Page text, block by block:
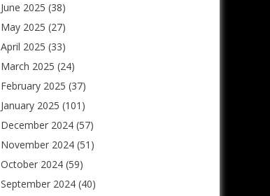
June 2025 (38)
May 2025 (27)
April 2025 (33)
March 2025 (24)
February 2025 (37)
January 2025 (101)
December 2024(57)
November 2024(51)
October 2024(59)
September 2024(40)